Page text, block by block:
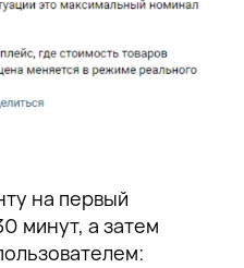
на первый
минут, а затем